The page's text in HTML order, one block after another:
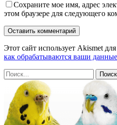
Сохраните мое имя, адрес
этом браузере для следующего
Этот сайт использует Akismet
как обрабатываются ваши